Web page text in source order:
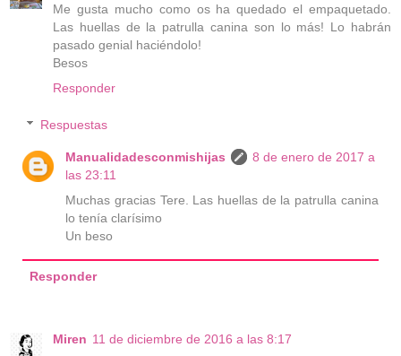
Me gusta mucho como os ha quedado el empaquetado.
Las huellas de la patrulla canina son lo más! Lo habrán
pasado genial haciéndolo!
Besos
Responder
Respuestas
Manualidadesconmishijas
8 de enero de 2017 a
las 23:11
Muchas gracias Tere. Las huellas de la patrulla canina
lo tenía clarísimo
Un beso
Responder
Miren 11 de diciembre de 2016 a las 8:17